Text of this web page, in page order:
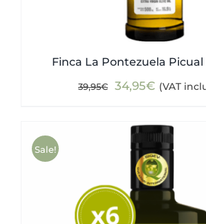
Finca La Pontezuela
39,95€
Original
was:
39,95€.
34,95€ Current
is:
34,95€.
(VAT
Sale!